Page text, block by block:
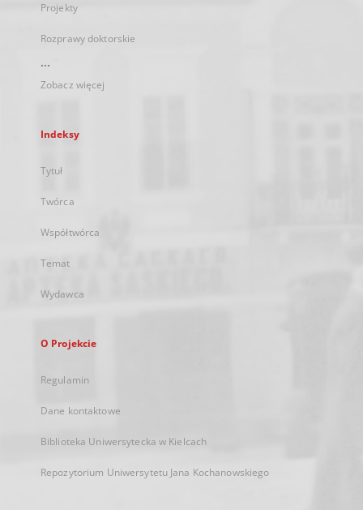
Projekty
Rozprawy doktorskie
...
Zobacz więcej
Indeksy
Tytuł
Twórca
Współtwórca
Temat
Wydawca
O Projekcie
Regulamin
Dane kontaktowe
Biblioteka Uniwersytecka w Kielcach
Repozytorium Uniwersytetu Jana Kochanowskiego